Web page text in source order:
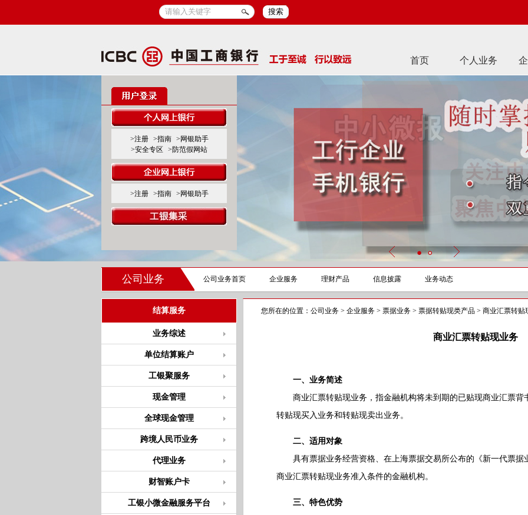
搜索
首页 个人业务
>注册 >指南
>网银助手
>安全专区
>防范假网站
>注册 >指南 >网银助手
公司业务 公司业务首页 企业服务 理财产品 信息披露 业务动态
结算服务
业务综述
单位结算账户
工银聚服务
现金管理
全球现金管理
跨境人民币业务
代理业务
财智账户卡
工银小微金融服务平台
您所在的位置： 公司业务 > 企业服务 > 票据业务 > 票据转贴现类产品 > 商业汇票转贴
商业汇票转贴现业务
一、业务简述
商业汇票转贴现业务，指金融机构将未到期的已贴现商业汇票背
转贴现买入业务和转贴现卖出业务。
二、适用对象
具有票据业务经营资格、在上海票据交易所公布的《新一代票据
商业汇票转贴现业务准入条件的金融机构。
三、特色优势